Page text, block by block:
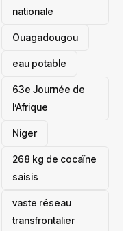
nationale
‎Ouagadougou
eau potable
63e Journée de
l’Afrique
‎Niger
268 kg de cocaïne
saisis
vaste réseau
transfrontalier